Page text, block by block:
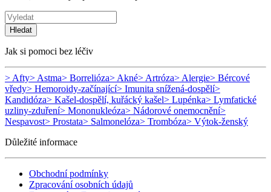
Hledat
Jak si pomoci bez léčiv
> Afty> Astma> Borrelióza> Akné> Artróza> Alergie> Bércové
vředy> Hemoroidy-začínající> Imunita snížená-dospělí>
Kandidóza> Kašel-dospělí, kuřácký kašel> Lupénka> Lymfatické
uzliny-zduření> Mononukleóza> Nádorové onemocnění>
Nespavost> Prostata> Salmonelóza> Trombóza> Výtok-ženský
Důležité informace
Obchodní podmínky
Zpracování osobních údajů